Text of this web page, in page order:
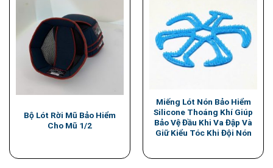
Bộ Lót Rời Mũ Bảo Hiểm
Cho Mũ 1/2
Miếng Lót Nón Bảo Hiểm
Silicone Thoáng Khí Giúp
Bảo Vệ Đầu Khi Va Đập Và
Giữ Kiểu Tóc Khi Đội Nón